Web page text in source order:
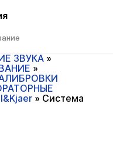
ЗВУКА »
»
» Система